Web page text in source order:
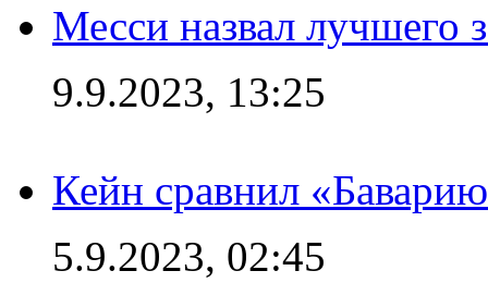
Месси назвал лучшего
9.9.2023, 13:25
Кейн сравнил
5.9.2023, 02:45